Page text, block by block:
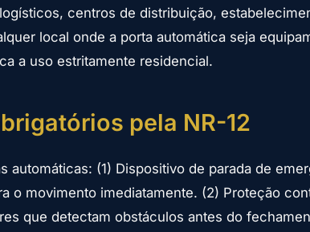
centros de distribuição,
local onde a porta automática seja
a uso estritamente residencial.
pela NR-12
automáticas: (1) Dispositivo de parada de
o movimento imediatamente. (2) Proteção
que detectam obstáculos antes do